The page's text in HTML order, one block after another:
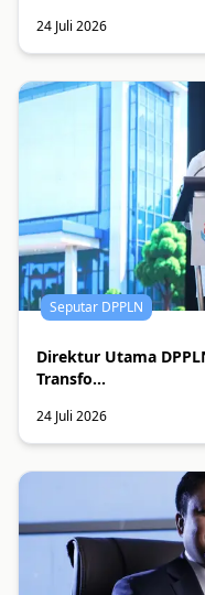
24 Juli 2026
Seputar DPPLN
Direktur Utama
Transfo...
24 Juli 2026